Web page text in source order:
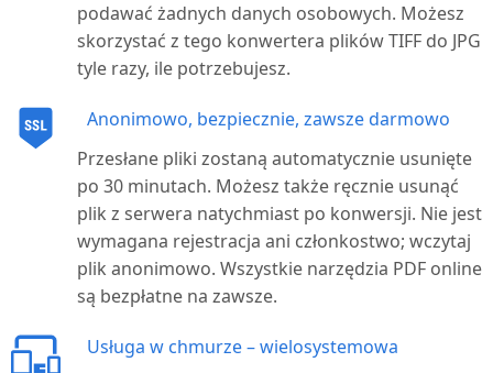
podawać żadnych danych osobowych. Możesz
skorzystać z tego konwertera plików TIFF do JPG
tyle razy, ile potrzebujesz.
Anonimowo, bezpiecznie, zawsze darmowo
Przesłane pliki zostaną automatycznie usunięte
po 30 minutach. Możesz także ręcznie usunąć
plik z serwera natychmiast po konwersji. Nie jest
wymagana rejestracja ani członkostwo; wczytaj
plik anonimowo. Wszystkie narzędzia PDF online
są bezpłatne na zawsze.
Usługa w chmurze – wielosystemowa